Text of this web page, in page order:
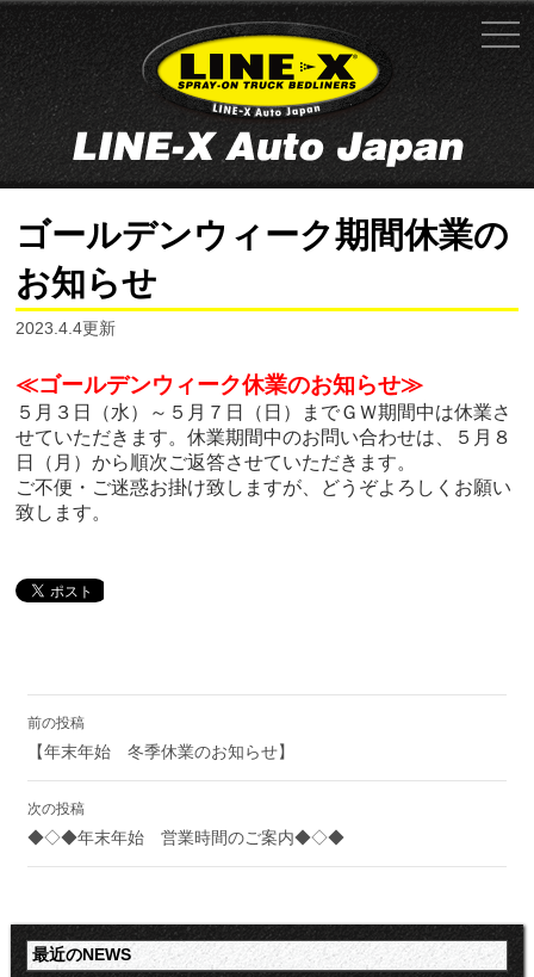
ゴールデンウィーク期間休業の
お知らせ
2023.4.4更新
≪ゴールデンウィーク休業のお知らせ≫
５月３日（水）～５月７日（日）までＧＷ期間中は休業さ
せていただきます。休業期間中のお問い合わせは、５月８
日（月）から順次ご返答させていただきます。
ご不便・ご迷惑お掛け致しますが、どうぞよろしくお願い
致します。
稿
ナ
ビ
ゲ
ー
前の投稿
【年末年始 冬季休業のお知らせ】
次の投稿
◆◇◆年末年始 営業時間のご案内◆◇◆
最近のNEWS